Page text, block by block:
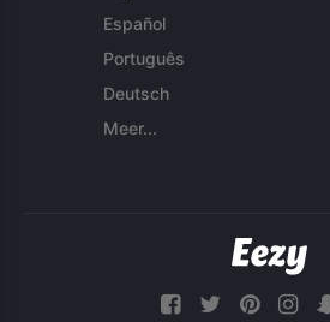
Español
Português
Deutsch
Meer...